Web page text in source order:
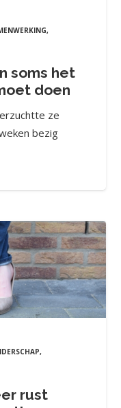
,
soms het
doen
ze
bezig
,
rust